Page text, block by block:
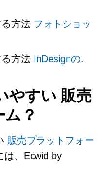
方法 フォトショッ
方法 InDesignの.
やすい 販売
？
販売プラットフォー
は、Ecwid by